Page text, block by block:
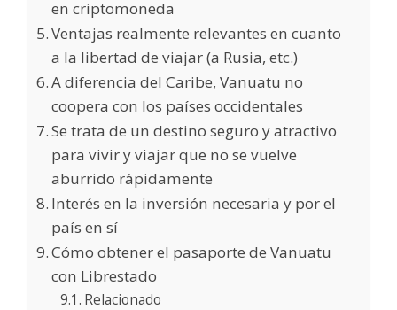
en criptomoneda
Ventajas realmente relevantes en cuanto
a la libertad de viajar (a Rusia, etc.)
A diferencia del Caribe, Vanuatu no
coopera con los países occidentales
Se trata de un destino seguro y atractivo
para vivir y viajar que no se vuelve
aburrido rápidamente
Interés en la inversión necesaria y por el
país en sí
Cómo obtener el pasaporte de Vanuatu
con Librestado
Relacionado